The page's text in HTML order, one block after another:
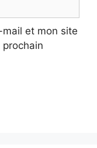
et mon site